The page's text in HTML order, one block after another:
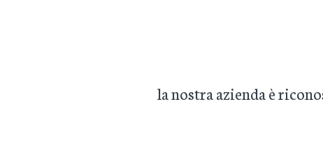
la nostra azienda è